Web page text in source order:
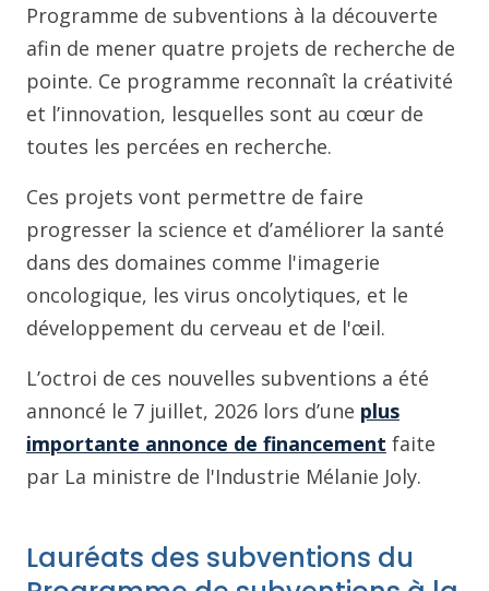
Programme de subventions à la découverte
afin de mener quatre projets de recherche de
pointe. Ce programme reconnaît la créativité
et l’innovation, lesquelles sont au cœur de
toutes les percées en recherche.
Ces projets vont permettre de faire
progresser la science et d’améliorer la santé
dans des domaines comme l'imagerie
oncologique, les virus oncolytiques, et le
développement du cerveau et de l'œil.
L’octroi de ces nouvelles subventions a été
annoncé le 7 juillet, 2026 lors d’une plus
importante annonce de financement faite
par La ministre de l'Industrie Mélanie Joly.
Lauréats des subventions du